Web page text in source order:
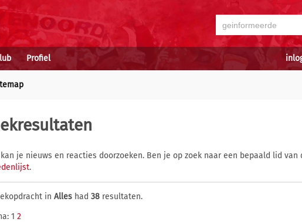
Profiel
je nieuws en reacties doorzoeken. Ben je op zoek naar een bepaald lid van
.
in Alles had 38 resultaten.
1 2